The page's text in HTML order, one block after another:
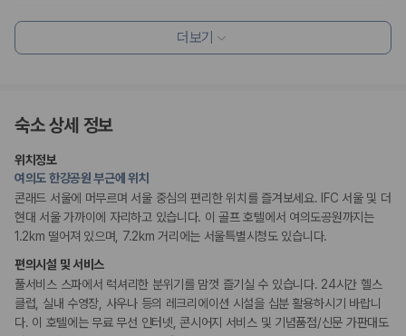
제주렌트카 가격비교 자주 묻는 질문
보험 조건, 예약 가능 차량을 한 번에 비교할 수 있습니다.
Q. 제주 렌트카 최저가는 무엇을 기준으로 비교해야 하나요?
Q. 제주공항 근처 렌트카도 비교할 수 있나요?
Q. 제주 렌트카 가격비교 시 보험도 함께 비교할 수 있나요?
Q. 가족 여행에는 어떤 제주 렌트카를 비교해야 하나요?
제주렌트카 가격비교 주요 링크
제주도 렌트카 실시간 최저가 가격비교
제주 렌트카 예약
국내 렌트카 가격비교
해외 렌트카 가격비교
편의시설
기념품 가게
엘리베이터
PC코너
시설 내 미술관
시설 내 쇼핑몰
주차 대행
드라이클리닝/세탁서비스
콘시어지 서비스
짐 보관 서비스
간편 체크인/체크아웃
더보기
숙소 상세 정보
위치정보
여의도 한강공원 부근에 위치
콘래드 서울에 머무르며 서울 중심의 편리한 위치를 즐겨보세요. IFC 서울 및 더
현대 서울 가까이에 자리하고 있습니다. 이 골프 호텔에서 여의도공원까지는
1.2km 떨어져 있으며, 7.2km 거리에는 서울특별시청도 있습니다.
편의시설 및 서비스
풀서비스 스파에서 럭셔리한 분위기를 맘껏 즐기실 수 있습니다. 24시간 헬스
클럽, 실내 수영장, 사우나 등의 레크리에이션 시설을 십분 활용하시기 바랍니
다. 이 호텔에는 무료 무선 인터넷, 콘시어지 서비스 및 기념품점/신문 가판대도